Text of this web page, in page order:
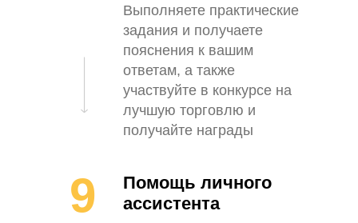
Выполняете практические
задания и получаете
пояснения к вашим
ответам, а также
участвуйте в конкурсе на
лучшую торговлю и
получайте награды
Помощь личного
ассистента
9